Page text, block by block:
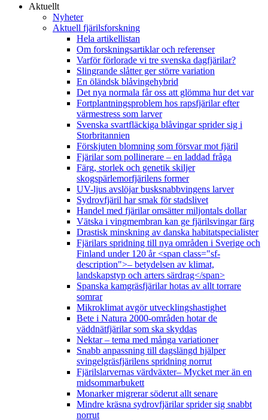
Aktuellt
Nyheter
Aktuell fjärilsforskning
Hela artikellistan
Om forskningsartiklar och referenser
Varför förlorade vi tre svenska dagfjärilar?
Slingrande slåtter ger större variation
En öländsk blåvingehybrid
Det nya normala får oss att glömma hur det var
Fortplantningsproblem hos rapsfjärilar efter
värmestress som larver
Svenska svartfläckiga blåvingar sprider sig i
Storbritannien
Förskjuten blomning som försvar mot fjäril
Fjärilar som pollinerare – en laddad fråga
Färg, storlek och genetik skiljer
skogspärlemorfjärilens former
UV-ljus avslöjar busksnabbvingens larver
Sydrovfjäril har smak för stadslivet
Handel med fjärilar omsätter miljontals dollar
Vätska i vingmembran kan ge fjärilsvingar färg
Drastisk minskning av danska habitatspecialister
Fjärilars spridning till nya områden i Sverige och
Finland under 120 år <span class="sf-
description">– betydelsen av klimat,
landskapstyp och arters särdrag</span>
Spanska kamgräsfjärilar hotas av allt torrare
somrar
Mikroklimat avgör utvecklingshastighet
Bete i Natura 2000-områden hotar de
väddnätfjärilar som ska skyddas
Nektar – tema med många variationer
Snabb anpassning till dagslängd hjälper
svingelgräsfjärilens spridning norrut
Fjärilslarvernas värdväxter– Mycket mer än en
midsommarbukett
Monarker migrerar söderut allt senare
Mindre kräsna sydrovfjärilar sprider sig snabbt
norrut